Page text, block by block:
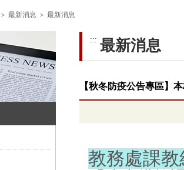
＞ 最新消息 ＞ 最新消息
::: 最新消息
【秋冬防疫公告專區】
教務處課教